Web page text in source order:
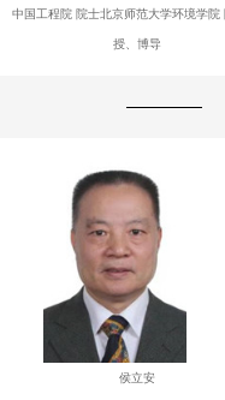
中国工程院 院士北京师范大学环境学院
授、博导
侯立安